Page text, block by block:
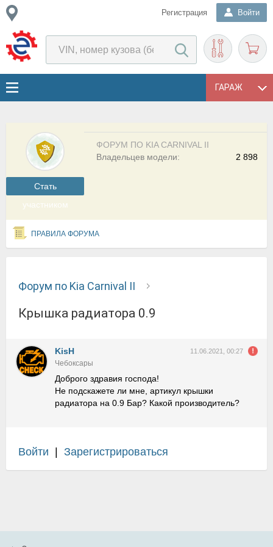
Регистрация Войти
ГАРАЖ
Cтать
участником
ФОРУМ ПО KIA CARNIVAL II
2 898
Владельцев модели:
ПРАВИЛА ФОРУМА
Форум по Kia Carnival II
Крышка радиатора 0.9
KisH 11.06.2021, 00:27
Чебоксары
Доброго здравия господа!
Не подскажете ли мне, артикул крышки
радиатора на 0.9 Бар? Какой производитель?
Войти Зарегистрироваться